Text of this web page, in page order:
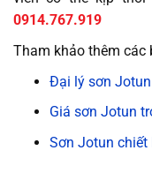
0914.767.919
Tham khảo thêm các
Đại lý sơn
Giá sơn Jotun
Sơn Jotun chiết